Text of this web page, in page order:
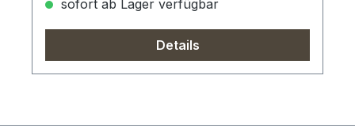
sofort ab Lager verfügbar
Details